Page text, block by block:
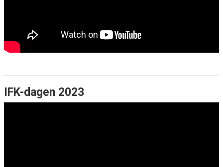
IFK-dagen 2023